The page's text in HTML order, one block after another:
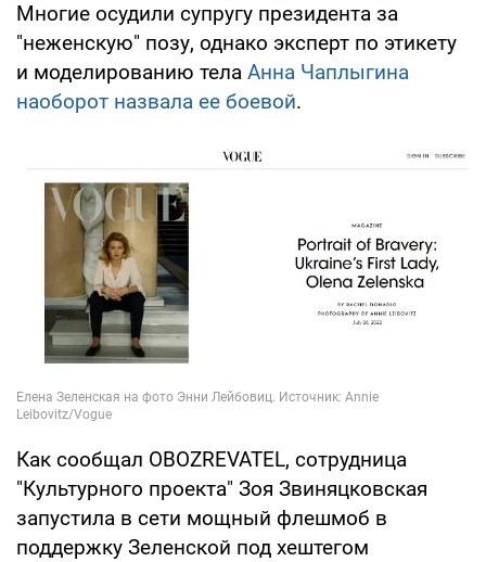
Многие осудили супругу президента за
"неженскую" позу, однако эксперт по этикету
и моделированию тела Анна Чаплыгина
наоборот назвала ее боевой.
Как сообщал OBOZREVATEL, сотрудница
"Культурного проекта" Зоя Звиняцковская
запустила в сети мощный флешмоб в
поддержку Зеленской под хештегом